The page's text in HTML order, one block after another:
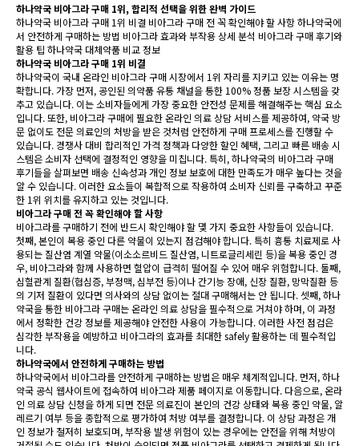
하나약국 비아그라 구매 1위, 합리적 선택을 위한 완벽 가이드
하나약국 비아그라 구매 1위 비결 비아그라 구매 전 꼭 확인해야 할 사항 하나약국에
서 안전하게 구매하는 방법 비아그라 효과와 부작용 상세 분석 비아그라 구매 후기와
활용 팁 하나약국 대체약품 비교 정보
하나약국 비아그라 구매 1위 비결
하나약국이 국내 온라인 비아그라 구매 시장에서 1위 자리를 지키고 있는 이유는 명
확합니다. 가장 먼저, 공인된 의약품 유통 채널을 통한 100% 정품 보장 시스템을 갖
추고 있습니다. 이는 소비자들에게 가장 중요한 안전성 문제를 해결해주는 핵심 요소
입니다. 또한, 비아그라 구매에 필요한 온라인 의료 상담 서비스를 제공하여, 약국 방
문 없이도 전문 의료인의 처방을 받은 것처럼 안전하게 구매 프로세스를 진행할 수
있습니다. 경쟁사 대비 합리적인 가격 정책과 다양한 할인 혜택, 그리고 빠른 배송 시
스템은 소비자 선택에 결정적인 영향을 미칩니다. 특히, 하나약국의 비아그라 구매
후기들을 살펴보면 배송 신속성과 개인 정보 보호에 대한 만족도가 매우 높다는 것을
알 수 있습니다. 이러한 요소들이 복합적으로 작용하여 소비자 신뢰를 구축하고 꾸준
한 1위 위치를 유지하고 있는 것입니다.
비아그라 구매 전 꼭 확인해야 할 사항
비아그라를 구매하기 전에 반드시 확인해야 할 몇 가지 중요한 사항들이 있습니다.
첫째, 본인이 복용 중인 다른 약물이 있는지 점검해야 합니다. 특히 흉통 치료제로 사
용되는 질산염 계열 약물(이소소르비드 질산염, 니트로글리세린 등)을 복용 중인 경
우, 비아그라와 함께 사용하면 혈압이 급격히 떨어질 수 있어 매우 위험합니다. 둘째,
심혈관계 질환(협심증, 부정맥, 심부전 등)이나 간기능 장애, 신장 질환, 망막질환 등
의 기저 질환이 있다면 의사와의 상담 없이는 절대 구매해서는 안 됩니다. 셋째, 하나
약국을 통한 비아그라 구매는 온라인 의료 상담을 필수적으로 거쳐야 하며, 이 과정
에서 정확한 건강 정보를 제공해야 안전한 사용이 가능합니다. 이러한 사전 점검은
심각한 부작용을 예방하고 비아그라의 효과를 최대한 safely 활용하는 데 필수적입
니다.
하나약국에서 안전하게 구매하는 방법
하나약국에서 비아그라를 안전하게 구매하는 방법은 매우 체계적입니다. 먼저, 하나
약국 공식 웹사이트에 접속하여 비아그라 제품 페이지로 이동합니다. 다음으로, 온라
인 의료 상담 신청을 하게 되면 전문 의료진이 본인의 건강 상태와 복용 중인 약물, 알
레르기 여부 등을 종합적으로 평가하여 처방 여부를 결정합니다. 이 상담 과정은 개
인 정보가 철저히 보호되며, 부작용 발생 위험이 있는 경우에는 안전을 위해 처방이